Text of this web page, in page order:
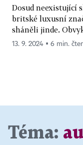
Dosud neexistující
britské luxusní
sháněli jinde.
13. 9. 2024 ▪ 6 min.
Téma: